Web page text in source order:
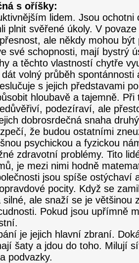
s oříšky:
lidem. Jsou ochotni
plnit svěřené úkoly. V
ale někdy mohou
své schopnosti, mají bystrý
a těchto vlastností chytře
volný průběh
s jejich představami
hloubavě a tajemně. Při
podezíraví, ale
dobrosrdečná snaha
že budou ostatními
psychickou a fyzickou
zdravotní problémy. Tito
je mezi nimi hodně
jsou spíše ostýchaví
pocity. Když se
silné, ale snaží se je většinou
Pokud jsou upřímně
je jejich hlavní zbraní.
šaty a jdou do toho. Milují
podvazky.